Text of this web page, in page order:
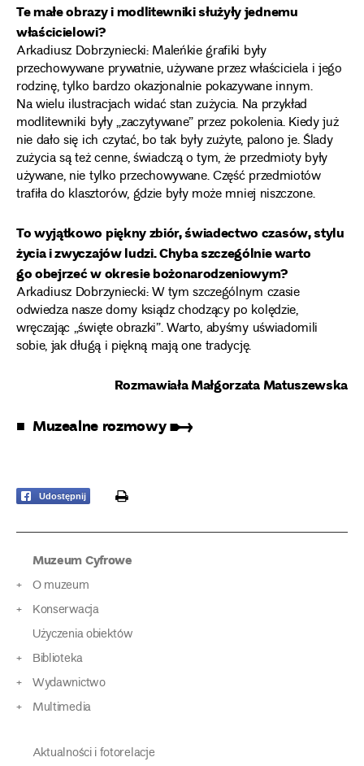
Te małe obrazy i modlitewniki służyły jednemu
właścicielowi?
Arkadiusz Dobrzyniecki: Maleńkie grafiki były
przechowywane prywatnie, używane przez właściciela i jego
rodzinę, tylko bardzo okazjonalnie pokazywane innym.
Na wielu ilustracjach widać stan zużycia. Na przykład
modlitewniki były „zaczytywane” przez pokolenia. Kiedy już
nie dało się ich czytać, bo tak były zużyte, palono je. Ślady
zużycia są też cenne, świadczą o tym, że przedmioty były
używane, nie tylko przechowywane. Część przedmiotów
trafiła do klasztorów, gdzie były może mniej niszczone.
To wyjątkowo piękny zbiór, świadectwo czasów, stylu
życia i zwyczajów ludzi. Chyba szczególnie warto
go obejrzeć w okresie bożonarodzeniowym?
Arkadiusz Dobrzyniecki: W tym szczególnym czasie
odwiedza nasze domy ksiądz chodzący po kolędzie,
wręczając „święte obrazki”. Warto, abyśmy uświadomili
sobie, jak długą i piękną mają one tradycję.
Rozmawiała Małgorzata Matuszewska
■ Muzealne rozmowy ➸
Udostępnij print
Muzeum Cyfrowe
O muzeum
Konserwacja
Użyczenia obiektów
Biblioteka
Wydawnictwo
Multimedia
Aktualności i fotorelacje